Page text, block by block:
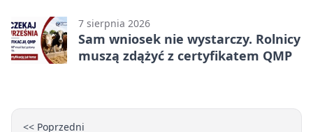
7 sierpnia 2026
Sam wniosek nie wystarczy. Rolnicy
muszą zdążyć z certyfikatem QMP
<< Poprzedni